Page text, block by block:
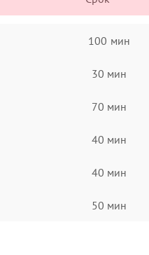
100 мин
30 мин
70 мин
40 мин
40 мин
50 мин